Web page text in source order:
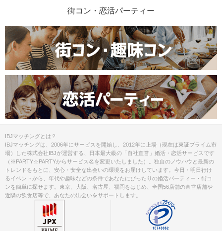
街コン・恋活パーティー
IBJマッチングとは？
IBJマッチングは、2006年にサービスを開始し、2012年に上場（現在は東証プライム市
場）した株式会社IBJが運営する、日本最大級の「自社直営」婚活・恋活サービスです
（※PARTY☆PARTYからサービス名を変更いたしました）。独自のノウハウと最新の
トレンドをもとに、安心・安全な出会いの環境をお届けしています。今日・明日行け
るイベントから、年代や趣味などの条件であなたにぴったりの婚活パーティー・街コ
ンを簡単に探せます。東京、大阪、名古屋、福岡をはじめ、全国56店舗の直営店舗や
近隣の飲食店等で、あなたの出会いをサポートします。